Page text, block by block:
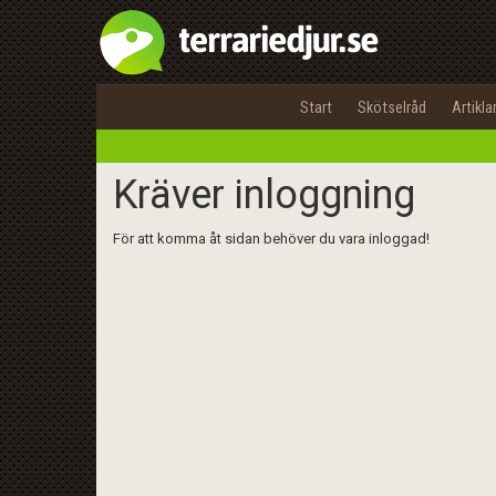
Start Skötselråd Artiklar
Kräver inloggning
För att komma åt sidan behöver du vara inloggad!